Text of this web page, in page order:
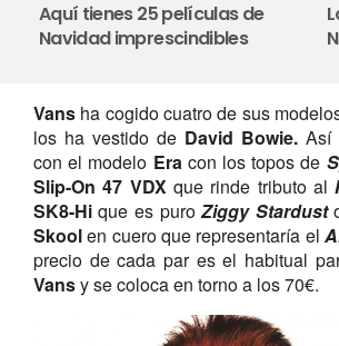
Aquí tienes 25 películas de
Navidad imprescindibles
Vansha cogido cuatro de sus
los ha vestido de David Bowie.Así
con el modelo Eracon los topos de
Slip-On 47 VDXque rinde tributo al
SK8-Hique es puroZiggy Stardust
Skoolen cuero que representaría el
precio de cada par es el habitual
Vansy se coloca en torno a los 70€.